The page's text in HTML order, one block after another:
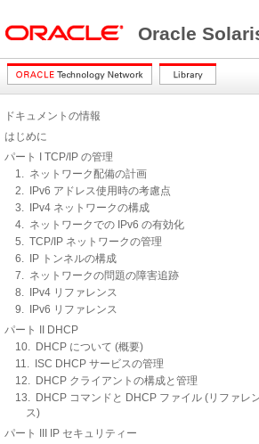
Oracle
ドキュメントの情報
はじめに
パート I TCP/IP の管理
1. ネットワーク配備の計画
2. IPv6 アドレス使用時の考慮点
3. IPv4 ネットワークの構成
4. ネットワークでの IPv6 の有効化
5. TCP/IP ネットワークの管理
6. IP トンネルの構成
7. ネットワークの問題の障害追跡
8. IPv4 リファレンス
9. IPv6 リファレンス
パート II DHCP
10. DHCP について (概要)
11. ISC DHCP サービスの管理
12. DHCP クライアントの構成と管理
13. DHCP コマンドと DHCP ファイル (リファレ
ス)
パート III IP セキュリティー